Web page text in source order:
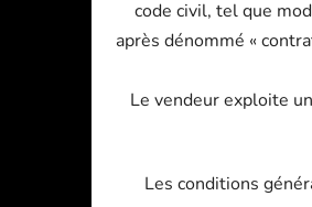
code civil, tel que
après dénommé «
Le vendeur exploite
Les conditions